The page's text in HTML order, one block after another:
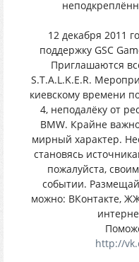
12 декабря 2011
поддержку GSC
Приглашаются
S.T.A.L.K.E.R.
киевскому времени
4, неподалёку от
BMW. Крайне
мирный характер.
становясь
пожалуйста,
событии.
можно: ВКонтакте,
http://